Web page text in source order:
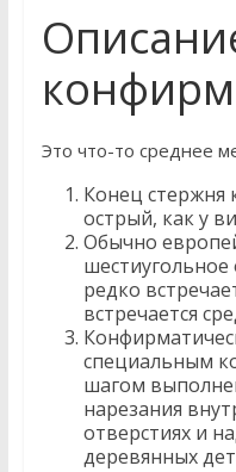
Это что-то среднее
Конец стержня
острый, как у
Обычно
шестиугольное
редко
встречается
специальным
шагом
нарезания
отверстиях и
деревянных